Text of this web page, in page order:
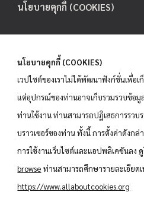
นโยบายคุกกี้ (COOKIES)
นโยบายคุกกี้ (COOKIES)
เวปไซต์ของเราไม่ได้พัฒนาฟังก์ชั่นเพื่อ
แต่อุปกรณ์ของท่านอาจเก็บรวมรวบข้อมู
ท่านใช้งาน ท่านสามารถปฏิเสธการรว
บราวเซอร์ของท่าน ทั้งนี้ การตั้งค่าดังก
การใช้งานเว็บไซต์และแอปพลิเคชันลง
browse ท่านสามารถศึกษารายละเอียด
https://www.allaboutcookies.org